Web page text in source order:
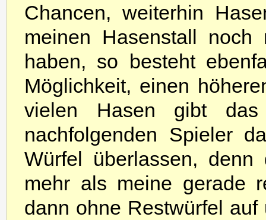
Chancen, weiterhin
meinen Hasenstall
haben, so besteht
Möglichkeit, einen
vielen Hasen gibt
nachfolgenden Spieler
Würfel überlassen,
mehr als meine gerade
dann ohne Restwürfel